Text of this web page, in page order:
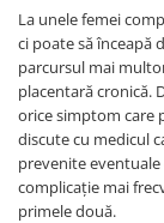
Diversificare
Baia bebelusului
Maternitate
Jucarii copii si
Jucarii dentitie
Jocuri educative
La unele femei
ci poate să înceapă
parcursul mai
placentară cronică.
orice simptom care
discute cu medicul
prevenite
complicație mai
primele două.